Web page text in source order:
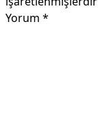
Yorum *